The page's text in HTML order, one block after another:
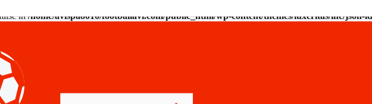
in/home/avispa8010/footballavi.com/public_html/wp-content/themes/luxeritas/inc/json-